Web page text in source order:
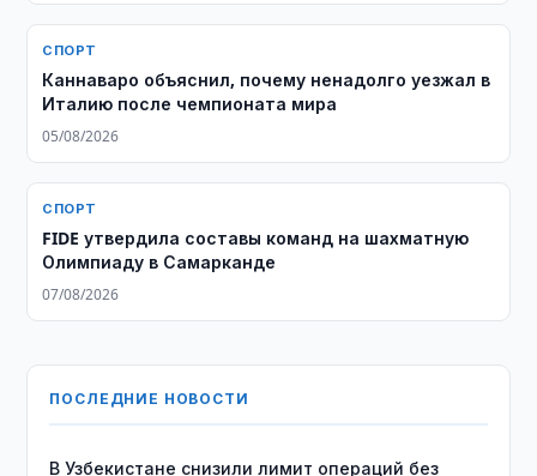
СПОРТ
Каннаваро объяснил, почему ненадолго уезжал в
Италию после чемпионата мира
05/08/2026
СПОРТ
FIDE утвердила составы команд на шахматную
Олимпиаду в Самарканде
07/08/2026
ПОСЛЕДНИЕ НОВОСТИ
В Узбекистане снизили лимит операций без